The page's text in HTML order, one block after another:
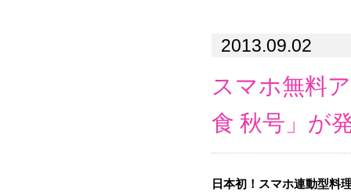
2013.09.02
スマホ無料
食 秋号」が
日本初！スマホ連動型料